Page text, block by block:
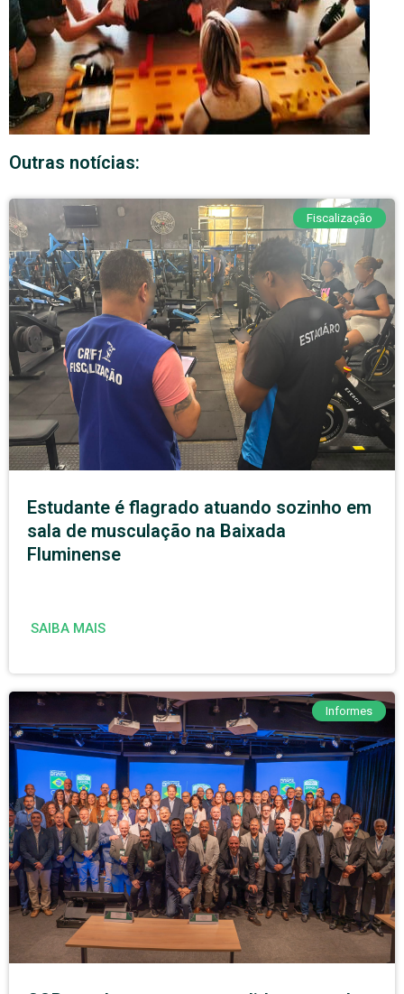
Outras notícias:
Fiscalização
Estudante é flagrado atuando sozinho em
sala de musculação na Baixada
Fluminense
SAIBA MAIS
Informes